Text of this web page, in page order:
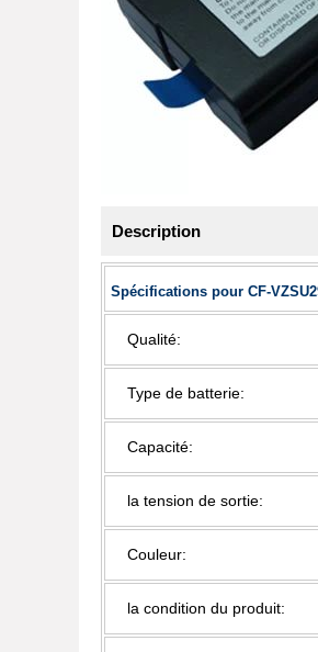
Description
Spécifications pour CF-
Qualité:
Type de batterie:
Capacité:
la tension de sortie:
Couleur:
la condition du produit: